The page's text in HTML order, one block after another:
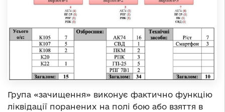
Група «зачищення» виконує фактично функцію
ліквідації поранених на полі бою або взяття в